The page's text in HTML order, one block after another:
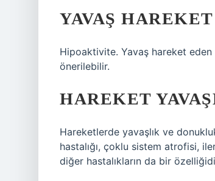
YAVAŞ
Hipoaktivite. Yavaş hareket
önerilebilir.
HAREKET
Hareketlerde yavaşlık ve
hastalığı, çoklu sistem atrofisi,
diğer hastalıkların da bir